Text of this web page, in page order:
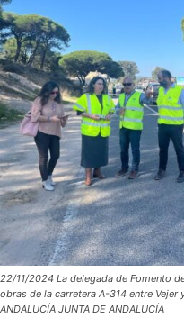
22/11/2024 La delegada de Fomento
obras de la carretera A-314 entre Vejer
ANDALUCÍA JUNTA DE ANDALUCÍA